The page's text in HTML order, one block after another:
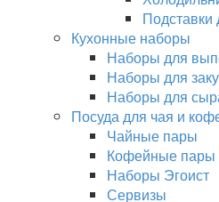
Подставки
Кухонные наборы
Наборы для
Наборы для
Наборы для
Посуда для чая и
Чайные пары
Кофейные пары
Наборы Эгоист
Сервизы